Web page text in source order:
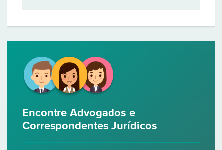
Encontre Advogados e
Correspondentes Jurídicos